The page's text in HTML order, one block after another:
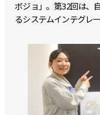
ボジョ」。第32回は、
るシステムインテグレ